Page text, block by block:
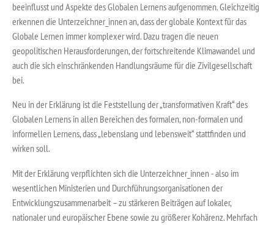
beeinflusst und Aspekte des Globalen Lernens aufgenommen. Gleichzeitig
erkennen die Unterzeichner_innen an, dass der globale Kontext für das
Globale Lernen immer komplexer wird. Dazu tragen die neuen
geopolitischen Herausforderungen, der fortschreitende Klimawandel und
auch die sich einschränkenden Handlungsräume für die Zivilgesellschaft
bei.
Neu in der Erklärung ist die Feststellung der „transformativen Kraft“ des
Globalen Lernens in allen Bereichen des formalen, non-formalen und
informellen Lernens, dass „lebenslang und lebensweit“ stattfinden und
wirken soll.
Mit der Erklärung verpflichten sich die Unterzeichner_innen ­- also im
wesentlichen Ministerien und Durchführungsorganisationen der
Entwicklungszusammenarbeit – zu stärkeren Beiträgen auf lokaler,
nationaler und europäischer Ebene sowie zu größerer Kohärenz. Mehrfach